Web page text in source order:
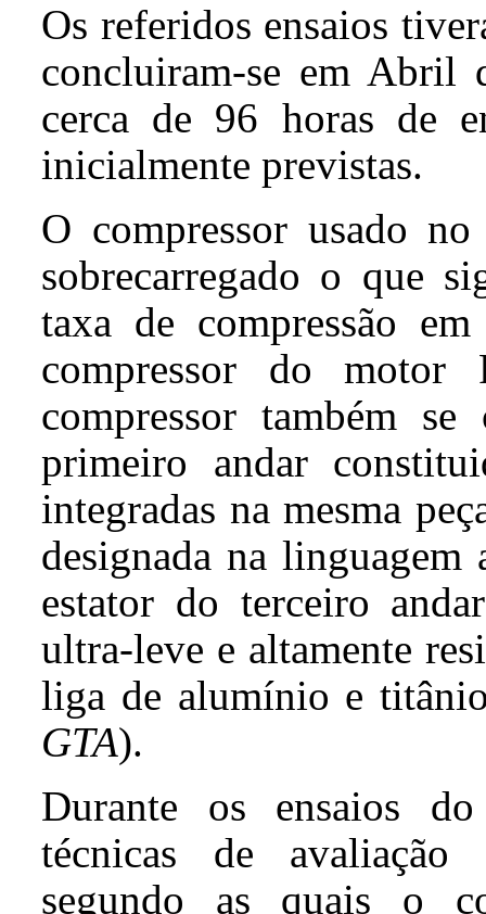
Os referidos ensaios
concluiram-se em Abril
cerca de 96 horas de
inicialmente previstas.
O compressor usado
sobrecarregado o que
taxa de compressão
compressor do motor
compressor também
primeiro andar
integradas na mesma
designada na
estator do terceiro
ultra-leve e altamente
liga de alumínio e
GTA).
Durante os ensaios
técnicas de avaliação
segundo as quais o